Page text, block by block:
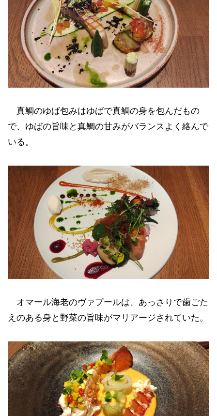
真鯛のゆば包みはゆばで真鯛の身を包んだもの
で、ゆばの旨味と真鯛の甘みがバランスよく絡んで
いる。
オマール海老のヴァプールは、あっさりで歯ごた
えのある身と野菜の旨味がマリアージされていた。